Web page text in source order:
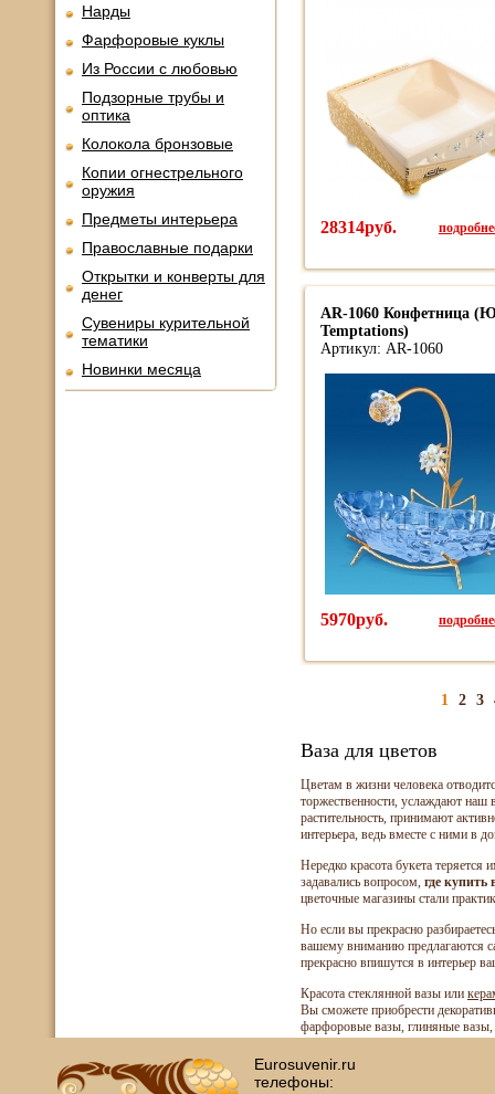
Нарды
Фарфоровые куклы
Из России с любовью
Подзорные трубы и
оптика
Колокола бронзовые
Копии огнестрельного
оружия
Предметы интерьера
Православные подарки
Открытки и конверты для
денег
Сувениры курительной
тематики
Новинки месяца
28314руб.
AR-1060 Конфетница
Temptations)
Артикул: AR-1060
5970руб.
1 2 3
Ваза для цветов
Цветам в жизни человека
торжественности, услаждают наш
растительность, принимают
интерьера, ведь вместе с ними в
Нередко красота букета теряется
задавались вопросом, где купить
цветочные магазины стали
Но если вы прекрасно
вашему вниманию предлагаются
прекрасно впишутся в интерьер
Красота стеклянной вазы или
Вы сможете приобрести
фарфоровые вазы, глиняные
Eurosuvenir.ru
телефоны: